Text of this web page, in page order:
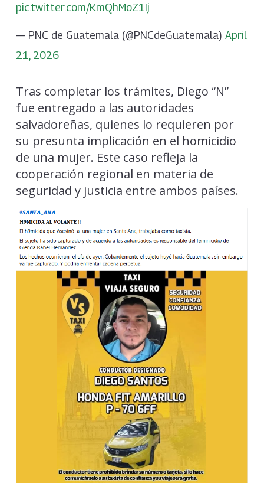
pic.twitter.com/KmQhMoZ1Ij
— PNC de Guatemala (@PNCdeGuatemala) April
21, 2026
Tras completar los trámites, Diego “N”
fue entregado a las autoridades
salvadoreñas, quienes lo requieren por
su presunta implicación en el homicidio
de una mujer. Este caso refleja la
cooperación regional en materia de
seguridad y justicia entre ambos países.